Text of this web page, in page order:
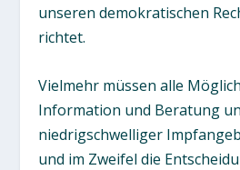
unseren demokratischen
richtet.
Vielmehr müssen alle
Information und Beratung
niedrigschwelliger
und im Zweifel die